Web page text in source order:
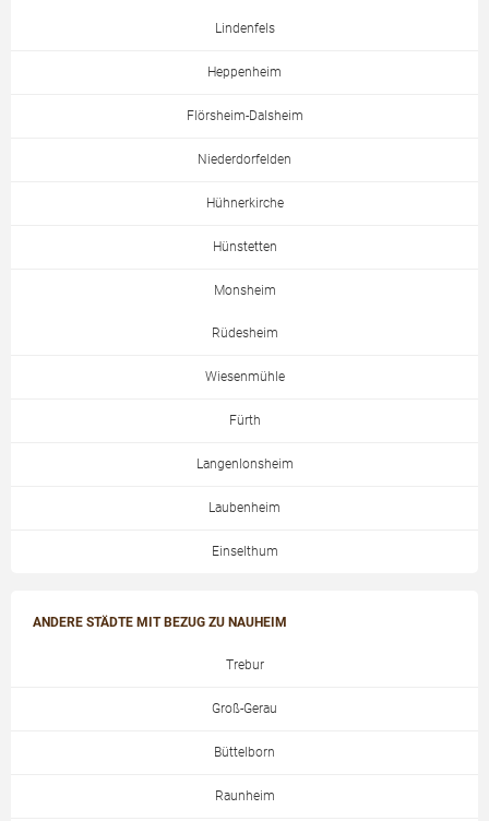
Lindenfels
Heppenheim
Flörsheim-Dalsheim
Niederdorfelden
Hühnerkirche
Hünstetten
Monsheim
Rüdesheim
Wiesenmühle
Fürth
Langenlonsheim
Laubenheim
Einselthum
ANDERE STÄDTE MIT BEZUG ZU NAUHEIM
Trebur
Groß-Gerau
Büttelborn
Raunheim